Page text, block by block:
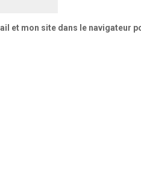
et mon site dans le navigateur